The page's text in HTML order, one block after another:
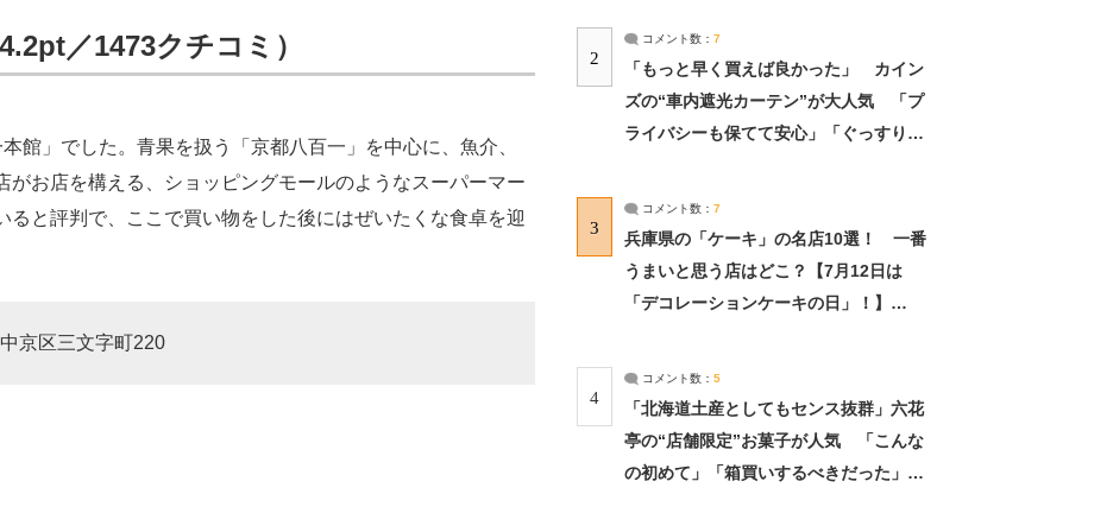
／1473クチコミ）
館」でした。青果を扱う「京都八百一」を中心に、魚介、
がお店を構える、ショッピングモールのようなスーパーマー
と評判で、ここで買い物をした後にはぜいたくな食卓を迎
京区三文字町220
2
コメント数： 7
「もっと早く買えば良かった」 カイン
ズの“車内遮光カーテン”が大人気 「プ
ライバシーも保てて安心」「ぐっすり眠
3
コメント数： 7
兵庫県の「ケーキ」の名店10選！ 一番
うまいと思う店はどこ？【7月12日は
「デコレーションケーキの日」！】
4
コメント数： 5
「北海道土産としてもセンス抜群」六花
亭の“店舗限定”お菓子が人気 「こんな
の初めて」「箱買いするべきだった」